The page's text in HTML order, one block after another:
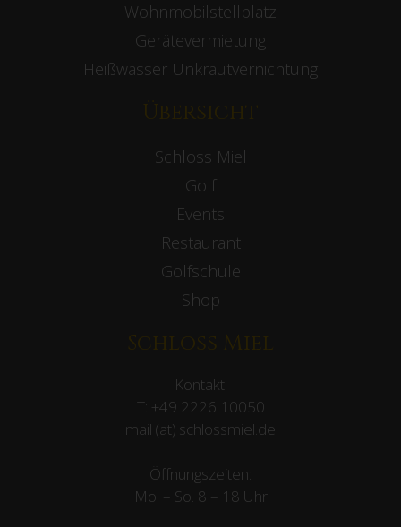
Wohnmobilstellplatz
Gerätevermietung
Heißwasser Unkrautvernichtung
Übersicht
Schloss Miel
Golf
Events
Restaurant
Golfschule
Shop
Schloss Miel
Kontakt:
T: +49 2226 10050
mail (at) schlossmiel.de
Öffnungszeiten:
Mo. – So. 8 – 18 Uhr